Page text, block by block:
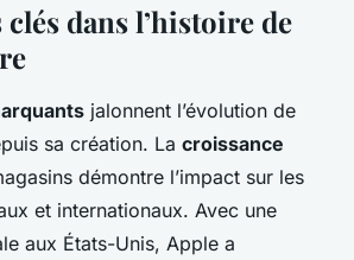
dans l’histoire de
jalonnent l’évolution de
sa création. La croissance
démontre l’impact sur les
et internationaux. Avec une
aux États-Unis, Apple a